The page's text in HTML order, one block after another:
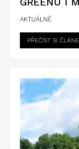
AKTUÁLNĚ
PŘEČÍST SI